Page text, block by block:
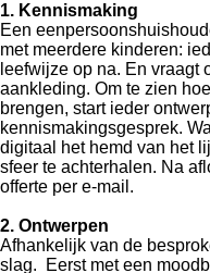
1. Kennismaking
Een
met meerdere kinderen:
leefwijze op na. En vraagt
aankleding. Om te zien
brengen, start ieder
kennismakingsgesprek.
digitaal het hemd van het
sfeer te achterhalen. Na
offerte per e-mail.
2. Ontwerpen
Afhankelijk van de
slag. Eerst met een